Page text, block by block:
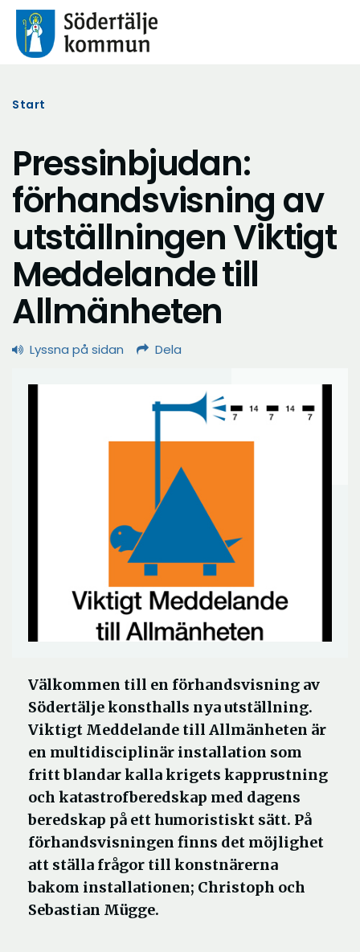
Start
Pressinbjudan:
förhandsvisning av
utställningen Viktigt
Meddelande till
Allmänheten
Lyssna på sidan Dela
Välkommen till en förhandsvisning av
Södertälje konsthalls nya utställning.
Viktigt Meddelande till Allmänheten är
en multidisciplinär installation som
fritt blandar kalla krigets kapprustning
och katastrofberedskap med dagens
beredskap på ett humoristiskt sätt. På
förhandsvisningen finns det möjlighet
att ställa frågor till konstnärerna
bakom installationen; Christoph och
Sebastian Mügge.